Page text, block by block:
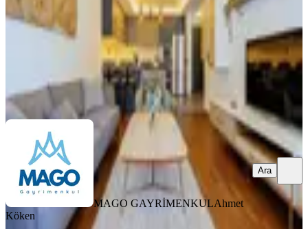
85.000 ₺
MAGO GAYRİMENKUL Ahmet Köken
Ara
MAGO GAYRİMENKULAhmet
Köken
Ara